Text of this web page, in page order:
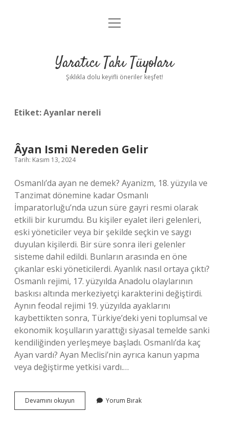
Anasayfa
Yasal Uyarı
menüyü
Yaratıcı Takı Tüyoları
Şıklıkla dolu keyifli öneriler keşfet!
Etiket:Ayanlar nereli
Âyan Ismi Nereden Gelir
Tarih: Kasım 13, 2024
Osmanlı’da ayan ne demek? Ayanizm, 18. yüzyıla ve
Tanzimat dönemine kadar Osmanlı
İmparatorluğu’nda uzun süre gayri resmi olarak
etkili bir kurumdu. Bu kişiler eyalet ileri gelenleri,
eski yöneticiler veya bir şekilde seçkin ve saygı
duyulan kişilerdi. Bir süre sonra ileri gelenler
sisteme dahil edildi. Bunların arasında en öne
çıkanlar eski yöneticilerdi. Ayanlık nasıl ortaya çıktı?
Osmanlı rejimi, 17. yüzyılda Anadolu olaylarının
baskısı altında merkeziyetçi karakterini değiştirdi.
Aynın feodal rejimi 19. yüzyılda ayaklarını
kaybettikten sonra, Türkiye’deki yeni toplumsal ve
ekonomik koşulların yarattığı siyasal temelde sanki
kendiliğinden yerleşmeye başladı. Osmanlı’da kaç
Ayan vardı? Ayan Meclisi’nin ayrıca kanun yapma
veya değiştirme yetkisi vardı.…
Devamını okuyun
Ismi
Yorum Bırak